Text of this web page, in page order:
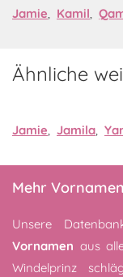
Jamie, Kamil,
Ähnliche
Jamie, Jamila,
Mehr
Unsere
Vornamen aus
Windelprinz